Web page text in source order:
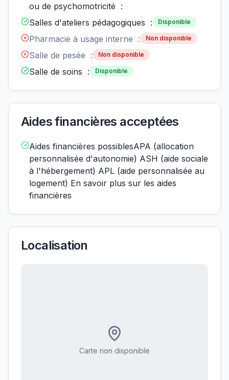
ou de psychomotricité :
Salles d'ateliers pédagogiques : Disponible
Pharmacie à usage interne : Non disponible
Salle de pesée : Non disponible
Salle de soins : Disponible
Aides financières acceptées
Aides financières possiblesAPA (allocation
personnalisée d'autonomie) ASH (aide sociale
à l'hébergement) APL (aide personnalisée au
logement) En savoir plus sur les aides
financières
Localisation
Carte non disponible